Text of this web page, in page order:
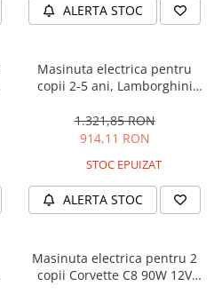
ALERTA STOC
Masinuta electrica pentru
copii 2-5 ani, Lamborghini
12V, galbena
1.321,85 RON
914,11 RON
STOC EPUIZAT
ALERTA STOC
Masinuta electrica pentru 2
copii Corvette C8 90W 12V